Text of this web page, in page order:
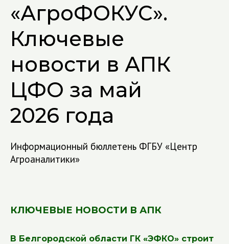
«АгроФОКУС».
Ключевые
новости в АПК
ЦФО за май
2026 года
Информационный бюллетень ФГБУ «Центр
Агроаналитики»
КЛЮЧЕВЫЕ НОВОСТИ В АПК
В Белгородской области ГК «ЭФКО» строит